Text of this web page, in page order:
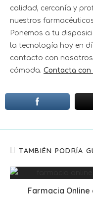
calidad, cercanía y
nuestros
Ponemos a tu
la tecnología hoy en
contacto con nosotros
cómoda. Contacta con
TAMBIÉN PODRÍA
Farmacia